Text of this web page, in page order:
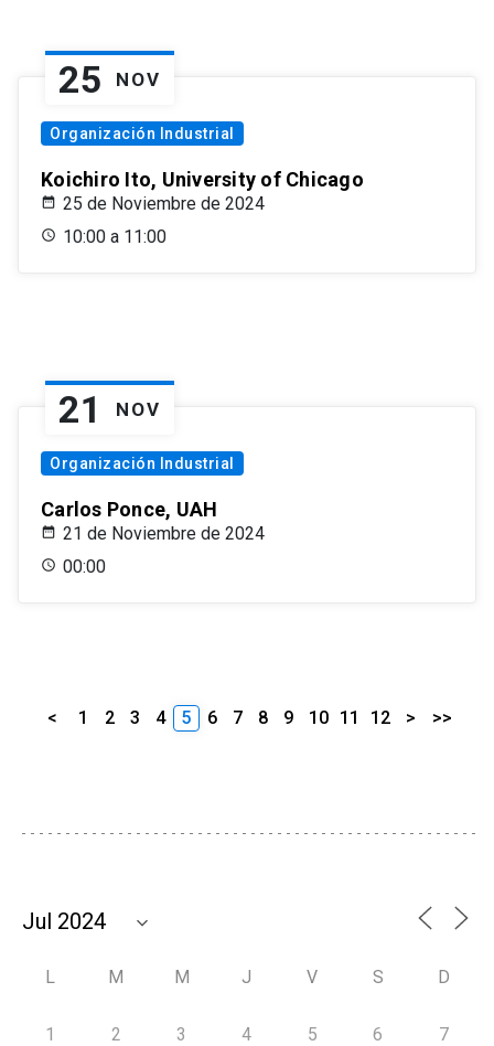
25 NOV
Organización Industrial
Koichiro Ito, University of Chicago
25 de Noviembre de 2024
10:00 a 11:00
21 NOV
Organización Industrial
Carlos Ponce, UAH
21 de Noviembre de 2024
00:00
< 1 2 3 4 5 6 7 8 9 10 11 12 > >>
L M M J V S D
1 2 3 4 5 6 7